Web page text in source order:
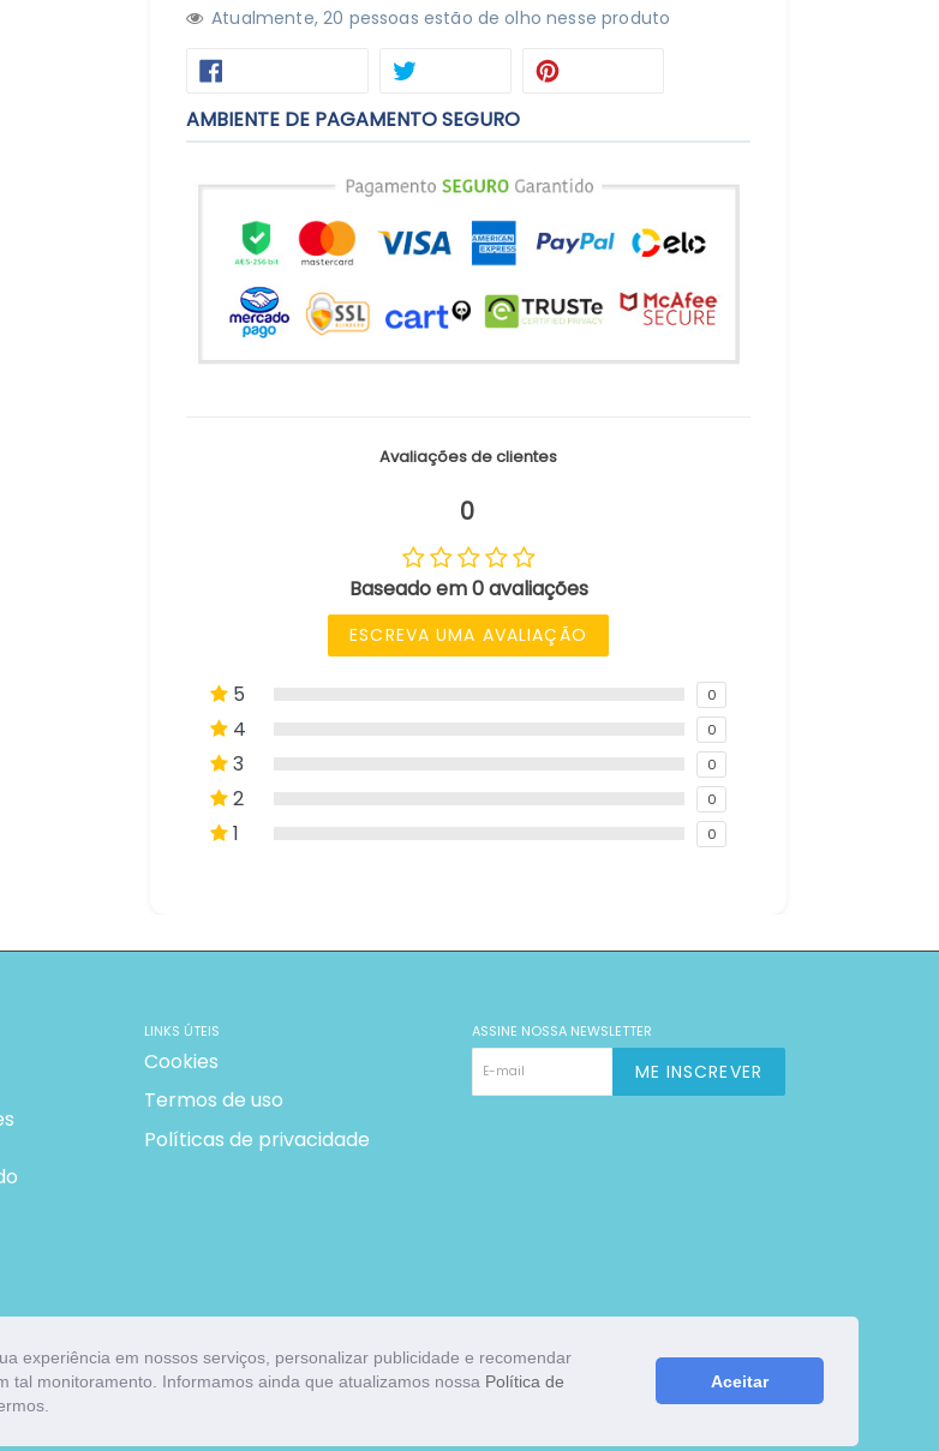
experiência em nossos serviços, personalizar publicidade e recomendar
tal monitoramento. Informamos ainda que atualizamos nossa Política de
Aceitar
Atualmente,20 pessoas estão de olho nesse produto
COMPARTILHAR TWEETAR
AMBIENTE DE PAGAMENTO SEGURO
Avaliações de clientes
0
Baseado em 0 avaliações
ESCREVA UMA AVALIAÇÃO
5 0
4 0
3 0
2 0
1 0
LINKS ÚTEIS
Cookies
Termos de uso
Políticas de privacidade
ASSINE NOSSA NEWSLETTER
ME INSCREVER